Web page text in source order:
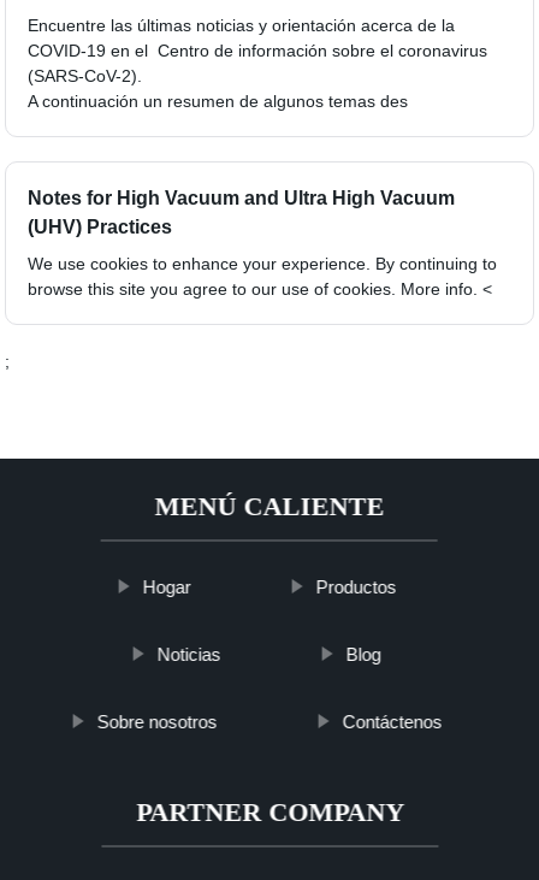
Encuentre las últimas noticias y orientación acerca de la
COVID-19 en el Centro de información sobre el coronavirus
(SARS-CoV-2).
A continuación un resumen de algunos temas des
Notes for High Vacuum and Ultra High Vacuum
(UHV) Practices
We use cookies to enhance your experience. By continuing to
browse this site you agree to our use of cookies. More info. <
;
MENÚ CALIENTE
Hogar Productos
Noticias Blog
Sobre nosotros Contáctenos
PARTNER COMPANY